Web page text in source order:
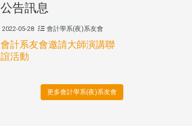
公告訊息
2022-05-28 會計學系(夜)系友會
會計系友會邀請大師演講聯
誼活動
更多會計學系(夜)系友會